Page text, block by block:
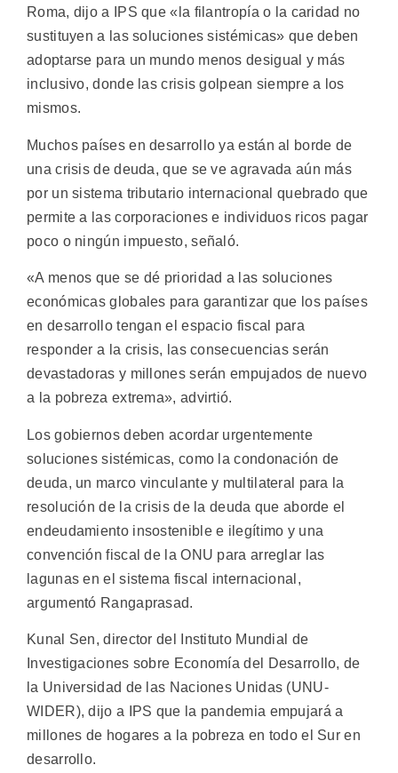
Roma, dijo a IPS que «la filantropía o la caridad no
sustituyen a las soluciones sistémicas» que deben
adoptarse para un mundo menos desigual y más
inclusivo, donde las crisis golpean siempre a los
mismos.
Muchos países en desarrollo ya están al borde de
una crisis de deuda, que se ve agravada aún más
por un sistema tributario internacional quebrado que
permite a las corporaciones e individuos ricos pagar
poco o ningún impuesto, señaló.
«A menos que se dé prioridad a las soluciones
económicas globales para garantizar que los países
en desarrollo tengan el espacio fiscal para
responder a la crisis, las consecuencias serán
devastadoras y millones serán empujados de nuevo
a la pobreza extrema», advirtió.
Los gobiernos deben acordar urgentemente
soluciones sistémicas, como la condonación de
deuda, un marco vinculante y multilateral para la
resolución de la crisis de la deuda que aborde el
endeudamiento insostenible e ilegítimo y una
convención fiscal de la ONU para arreglar las
lagunas en el sistema fiscal internacional,
argumentó Rangaprasad.
Kunal Sen, director del Instituto Mundial de
Investigaciones sobre Economía del Desarrollo, de
la Universidad de las Naciones Unidas (UNU-
WIDER), dijo a IPS que la pandemia empujará a
millones de hogares a la pobreza en todo el Sur en
desarrollo.